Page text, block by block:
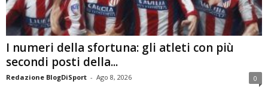
I numeri della sfortuna: gli atleti con più
secondi posti della...
Redazione BlogDiSport - Ago 8, 2026 0